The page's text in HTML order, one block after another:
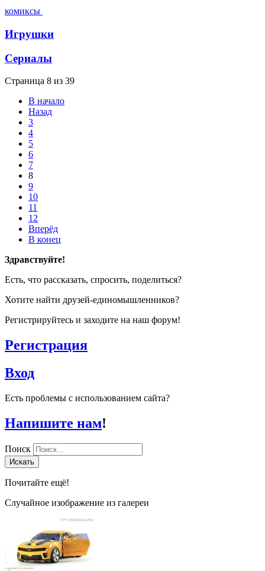
комиксы
Игрушки
Сериалы
Страница 8 из 39
В начало
Назад
3
4
5
6
7
8
9
10
11
12
Вперёд
В конец
Здравствуйте!
Есть, что рассказать, спросить, поделиться?
Хотите найти друзей-единомышленников?
Регистрируйтесь и заходите на наш форум!
Регистрация
Вход
Есть проблемы с использованием сайта?
Напишите нам!
Поиск
Искать
Почитайте ещё!
Случайное изображение из галереи